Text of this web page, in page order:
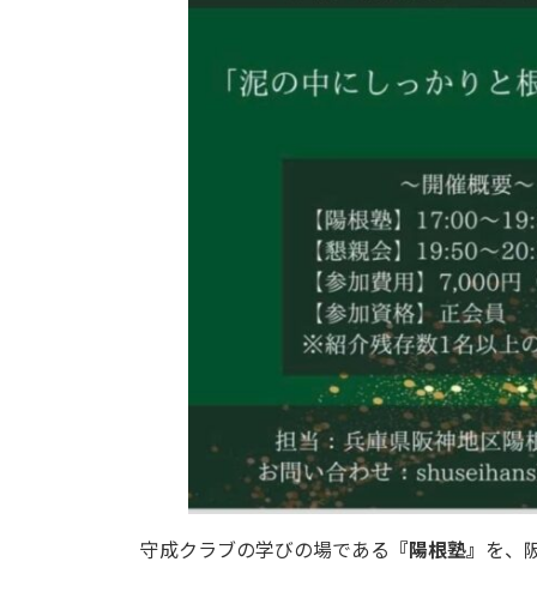
守成クラブの学びの場である 『陽根塾』 を、